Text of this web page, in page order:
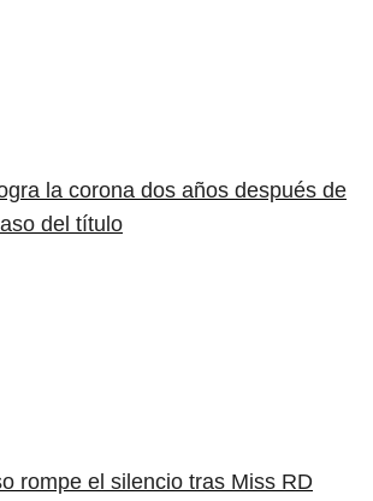
la corona dos años después de
del título
rompe el silencio tras Miss RD